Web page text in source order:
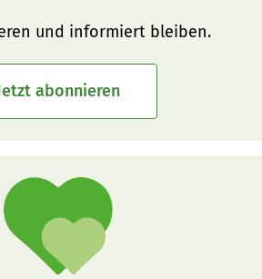
und informiert bleiben.
abonnieren